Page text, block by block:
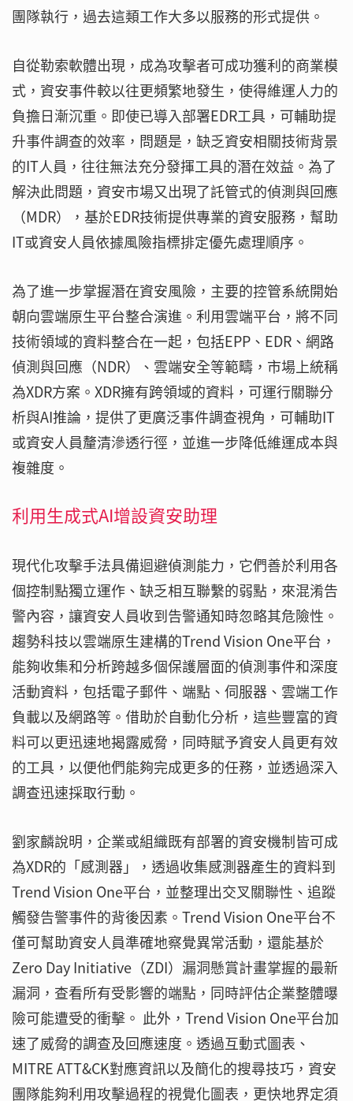
團隊執行，過去這類工作大多以服務的形式提供。
自從勒索軟體出現，成為攻擊者可成功獲利的商業模
式，資安事件較以往更頻繁地發生，使得維運人力的
負擔日漸沉重。即使已導入部署EDR工具，可輔助提
升事件調查的效率，問題是，缺乏資安相關技術背景
的IT人員，往往無法充分發揮工具的潛在效益。為了
解決此問題，資安市場又出現了託管式的偵測與回應
（MDR），基於EDR技術提供專業的資安服務，幫助
IT或資安人員依據風險指標排定優先處理順序。
為了進一步掌握潛在資安風險，主要的控管系統開始
朝向雲端原生平台整合演進。利用雲端平台，將不同
技術領域的資料整合在一起，包括EPP、EDR、網路
偵測與回應（NDR）、雲端安全等範疇，市場上統稱
為XDR方案。XDR擁有跨領域的資料，可運行關聯分
析與AI推論，提供了更廣泛事件調查視角，可輔助IT
或資安人員釐清滲透行徑，並進一步降低維運成本與
複雜度。
利用生成式AI增設資安助理
現代化攻擊手法具備迴避偵測能力，它們善於利用各
個控制點獨立運作、缺乏相互聯繫的弱點，來混淆告
警內容，讓資安人員收到告警通知時忽略其危險性。
趨勢科技以雲端原生建構的Trend Vision One平台，
能夠收集和分析跨越多個保護層面的偵測事件和深度
活動資料，包括電子郵件、端點、伺服器、雲端工作
負載以及網路等。借助於自動化分析，這些豐富的資
料可以更迅速地揭露威脅，同時賦予資安人員更有效
的工具，以便他們能夠完成更多的任務，並透過深入
調查迅速採取行動。
劉家麟說明，企業或組織既有部署的資安機制皆可成
為XDR的「感測器」，透過收集感測器產生的資料到
Trend Vision One平台，並整理出交叉關聯性、追蹤
觸發告警事件的背後因素。Trend Vision One平台不
僅可幫助資安人員準確地察覺異常活動，還能基於
Zero Day Initiative（ZDI）漏洞懸賞計畫掌握的最新
漏洞，查看所有受影響的端點，同時評估企業整體曝
險可能遭受的衝擊。 此外，Trend Vision One平台加
速了威脅的調查及回應速度。透過互動式圖表、
MITRE ATT&CK對應資訊以及簡化的搜尋技巧，資安
團隊能夠利用攻擊過程的視覺化圖表，更快地界定須